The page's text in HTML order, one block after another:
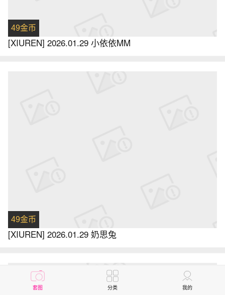
49金币
[XIUREN] 2026.01.29 小依依MM
49金币
[XIUREN] 2026.01.29 奶思兔
套图 分类 我的